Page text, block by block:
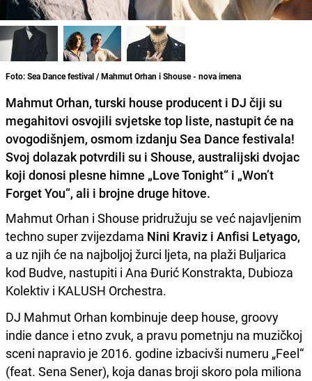
Foto: Sea Dance festival / Mahmut Orhan i Shouse - nova imena
Mahmut Orhan, turski house producent i DJ čiji su
megahitovi osvojili svjetske top liste, nastupit će na
ovogodišnjem, osmom izdanju Sea Dance festivala!
Svoj dolazak potvrdili su i Shouse, australijski dvojac
koji donosi plesne himne „Love Tonight“ i „Won’t
Forget You“, ali i brojne druge hitove.
Mahmut Orhan i Shouse pridružuju se već najavljenim
techno super zvijezdama Nini Kraviz i Anfisi Letyago,
a uz njih će na najboljoj žurci ljeta, na plaži Buljarica
kod Budve, nastupiti i Ana Đurić Konstrakta, Dubioza
Kolektiv i KALUSH Orchestra.
DJ Mahmut Orhan kombinuje deep house, groovy
indie dance i etno zvuk, a pravu pometnju na muzičkoj
sceni napravio je 2016. godine izbacivši numeru „Feel“
(feat. Sena Sener), koja danas broji skoro pola miliona